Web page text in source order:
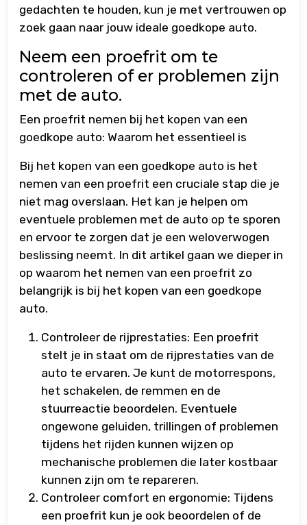
gedachten te houden, kun je met vertrouwen op
zoek gaan naar jouw ideale goedkope auto.
Neem een proefrit om te
controleren of er problemen zijn
met de auto.
Een proefrit nemen bij het kopen van een
goedkope auto: Waarom het essentieel is
Bij het kopen van een goedkope auto is het
nemen van een proefrit een cruciale stap die je
niet mag overslaan. Het kan je helpen om
eventuele problemen met de auto op te sporen
en ervoor te zorgen dat je een weloverwogen
beslissing neemt. In dit artikel gaan we dieper in
op waarom het nemen van een proefrit zo
belangrijk is bij het kopen van een goedkope
auto.
Controleer de rijprestaties: Een proefrit
stelt je in staat om de rijprestaties van de
auto te ervaren. Je kunt de motorrespons,
het schakelen, de remmen en de
stuurreactie beoordelen. Eventuele
ongewone geluiden, trillingen of problemen
tijdens het rijden kunnen wijzen op
mechanische problemen die later kostbaar
kunnen zijn om te repareren.
Controleer comfort en ergonomie: Tijdens
een proefrit kun je ook beoordelen of de